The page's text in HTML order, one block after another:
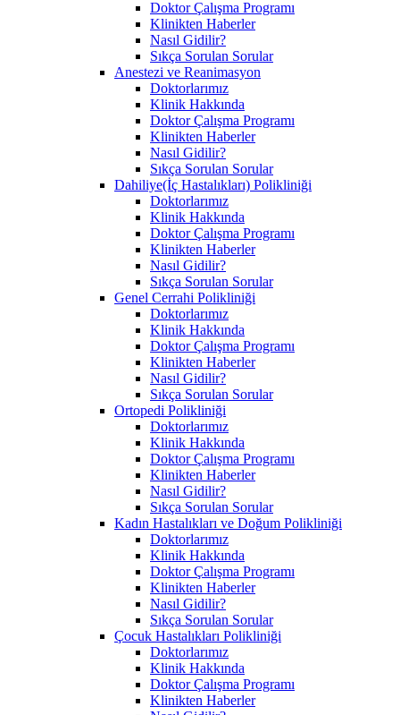
Doktor Çalışma Programı
Klinikten Haberler
Nasıl Gidilir?
Sıkça Sorulan Sorular
Anestezi ve Reanimasyon
Doktorlarımız
Klinik Hakkında
Doktor Çalışma Programı
Klinikten Haberler
Nasıl Gidilir?
Sıkça Sorulan Sorular
Dahiliye(İç Hastalıkları) Polikliniği
Doktorlarımız
Klinik Hakkında
Doktor Çalışma Programı
Klinikten Haberler
Nasıl Gidilir?
Sıkça Sorulan Sorular
Genel Cerrahi Polikliniği
Doktorlarımız
Klinik Hakkında
Doktor Çalışma Programı
Klinikten Haberler
Nasıl Gidilir?
Sıkça Sorulan Sorular
Ortopedi Polikliniği
Doktorlarımız
Klinik Hakkında
Doktor Çalışma Programı
Klinikten Haberler
Nasıl Gidilir?
Sıkça Sorulan Sorular
Kadın Hastalıkları ve Doğum Polikliniği
Doktorlarımız
Klinik Hakkında
Doktor Çalışma Programı
Klinikten Haberler
Nasıl Gidilir?
Sıkça Sorulan Sorular
Çocuk Hastalıkları Polikliniği
Doktorlarımız
Klinik Hakkında
Doktor Çalışma Programı
Klinikten Haberler